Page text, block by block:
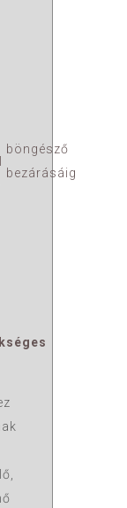
böngésző
bezárásáig